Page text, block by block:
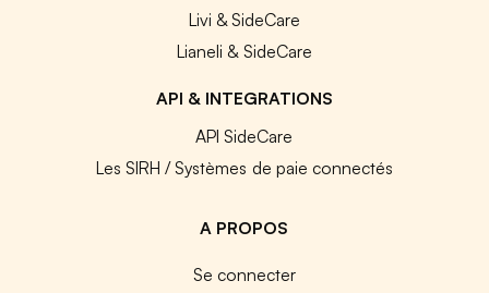
Livi & SideCare
Lianeli & SideCare
API & INTEGRATIONS
API SideCare
Les SIRH / Systèmes de paie connectés
A PROPOS
Se connecter